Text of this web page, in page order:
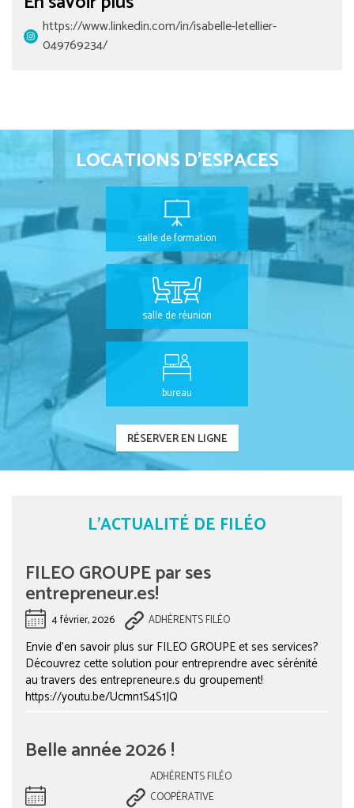
https://www.linkedin.com/in/isabelle-letellier-
049769234/
LOCATIONS D'ESPACES
salle de formation
salle de réunion
bureau
RÉSERVER EN LIGNE
L'ACTUALITÉ DE FILÉO
FILEO GROUPE par ses
entrepreneur.es!
4 février, 2026 ADHÉRENTS FILÉO
Envie d’en savoir plus sur FILEO GROUPE et ses services?
Découvrez cette solution pour entreprendre avec sérénité
au travers des entrepreneure.s du groupement!
https://youtu.be/Ucmn1S4S1JQ
Belle année 2026 !
ADHÉRENTS FILÉO
COOPÉRATIVE